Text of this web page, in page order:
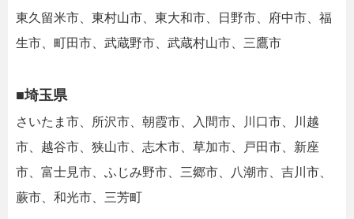
東久留米市、東村山市、東大和市、日野市、府中市、福
生市、町田市、武蔵野市、武蔵村山市、三鷹市
■埼玉県
さいたま市、所沢市、朝霞市、入間市、川口市、川越
市、越谷市、狭山市、志木市、草加市、戸田市、新座
市、富士見市、ふじみ野市、三郷市、八潮市、吉川市、
蕨市、和光市、三芳町